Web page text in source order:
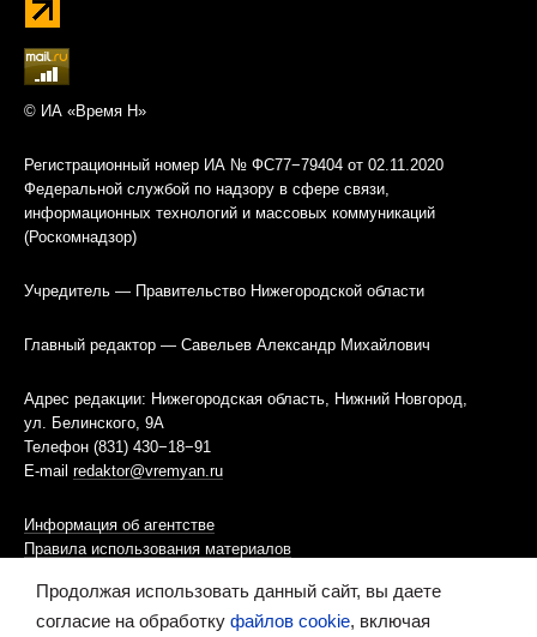
© ИА «Время Н»
Регистрационный номер ИА № ФС77−79404 от 02.11.2020
Федеральной службой по надзору в сфере связи,
информационных технологий и массовых коммуникаций
(Роскомнадзор)
Учредитель — Правительство Нижегородской области
Главный редактор — Савельев Александр Михайлович
Адрес редакции: Нижегородская область, Нижний Новгород,
ул. Белинского, 9А
Телефон (831) 430−18−91
E-mail redaktor@vremyan.ru
Информация об агентстве
Правила использования материалов
Информационная политика использования «cookies»-файлов
Продолжая использовать данный сайт, вы даете
согласие на обработку файлов cookie, включая